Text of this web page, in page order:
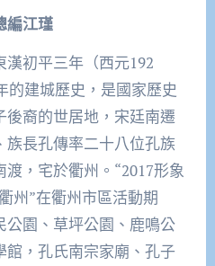
編江瑾
初平三年（西元192
的建城歷史，是國家歷史
裔的世居地，宋廷南遷
長孔傳率二十八位孔族
，宅於衢州。“2017形象
州”在衢州市區活動期
公園、草坪公園、鹿鳴公
館，孔氏南宗家廟、孔子